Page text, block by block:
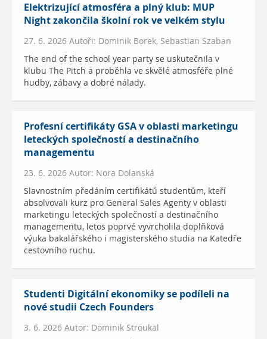
Elektrizující atmosféra a plný klub: MUP
Night zakončila školní rok ve velkém stylu
27. 6. 2026 Autoři: Dominik Borek, Sebastian Szaban
The end of the school year party se uskutečnila v
klubu The Pitch a proběhla ve skvělé atmosféře plné
hudby, zábavy a dobré nálady.
Profesní certifikáty GSA v oblasti marketingu
leteckých společností a destinačního
managementu
23. 6. 2026 Autor: Nora Dolanská
Slavnostním předáním certifikátů studentům, kteří
absolvovali kurz pro General Sales Agenty v oblasti
marketingu leteckých společností a destinačního
managementu, letos poprvé vyvrcholila doplňková
výuka bakalářského i magisterského studia na Katedře
cestovního ruchu.
Studenti Digitální ekonomiky se podíleli na
nové studii Czech Founders
3. 6. 2026 Autor: Dominik Stroukal